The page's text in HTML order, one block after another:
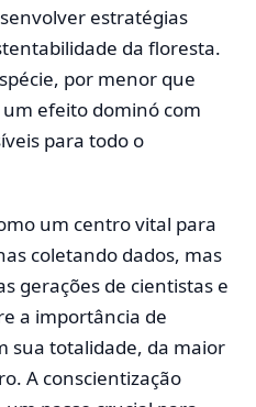
estratégias
da floresta.
por menor que
efeito dominó com
para todo o
um centro vital para
coletando dados, mas
gerações de cientistas e
a importância de
sua totalidade, da maior
A conscientização